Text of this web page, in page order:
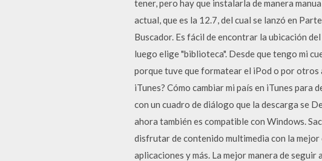
tener, pero hay que instalarla de manera
actual, que es la 12.7, del cual se lanzó en
Buscador. Es fácil de encontrar la ubicación
luego elige "biblioteca". Desde que tengo mi
porque tuve que formatear el iPod o por otros
iTunes? Cómo cambiar mi país en iTunes para
con un cuadro de diálogo que la descarga se
ahora también es compatible con Windows.
disfrutar de contenido multimedia con la mejor
aplicaciones y más. La mejor manera de